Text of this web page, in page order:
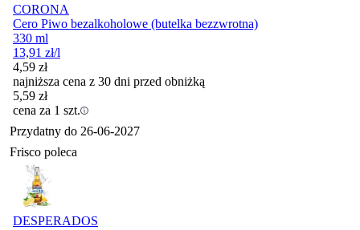
CORONA
Cero Piwo bezalkoholowe (butelka bezzwrotna)
330 ml
13,91 zł/l
4,59 zł
najniższa cena z 30 dni przed obniżką
5,59 zł
cena za 1 szt.
Przydatny do 26-06-2027
Frisco poleca
DESPERADOS